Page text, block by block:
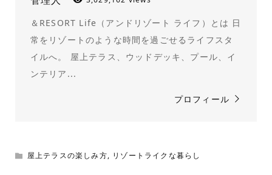
＆RESORT Life（アンドリゾート ライフ）とは 日
常をリゾートのような時間を過ごせるライフスタ
イルへ。 屋上テラス、ウッドデッキ、プール、イ
ンテリア...
プロフィール
屋上テラスの楽しみ方, リゾートライクな暮らし